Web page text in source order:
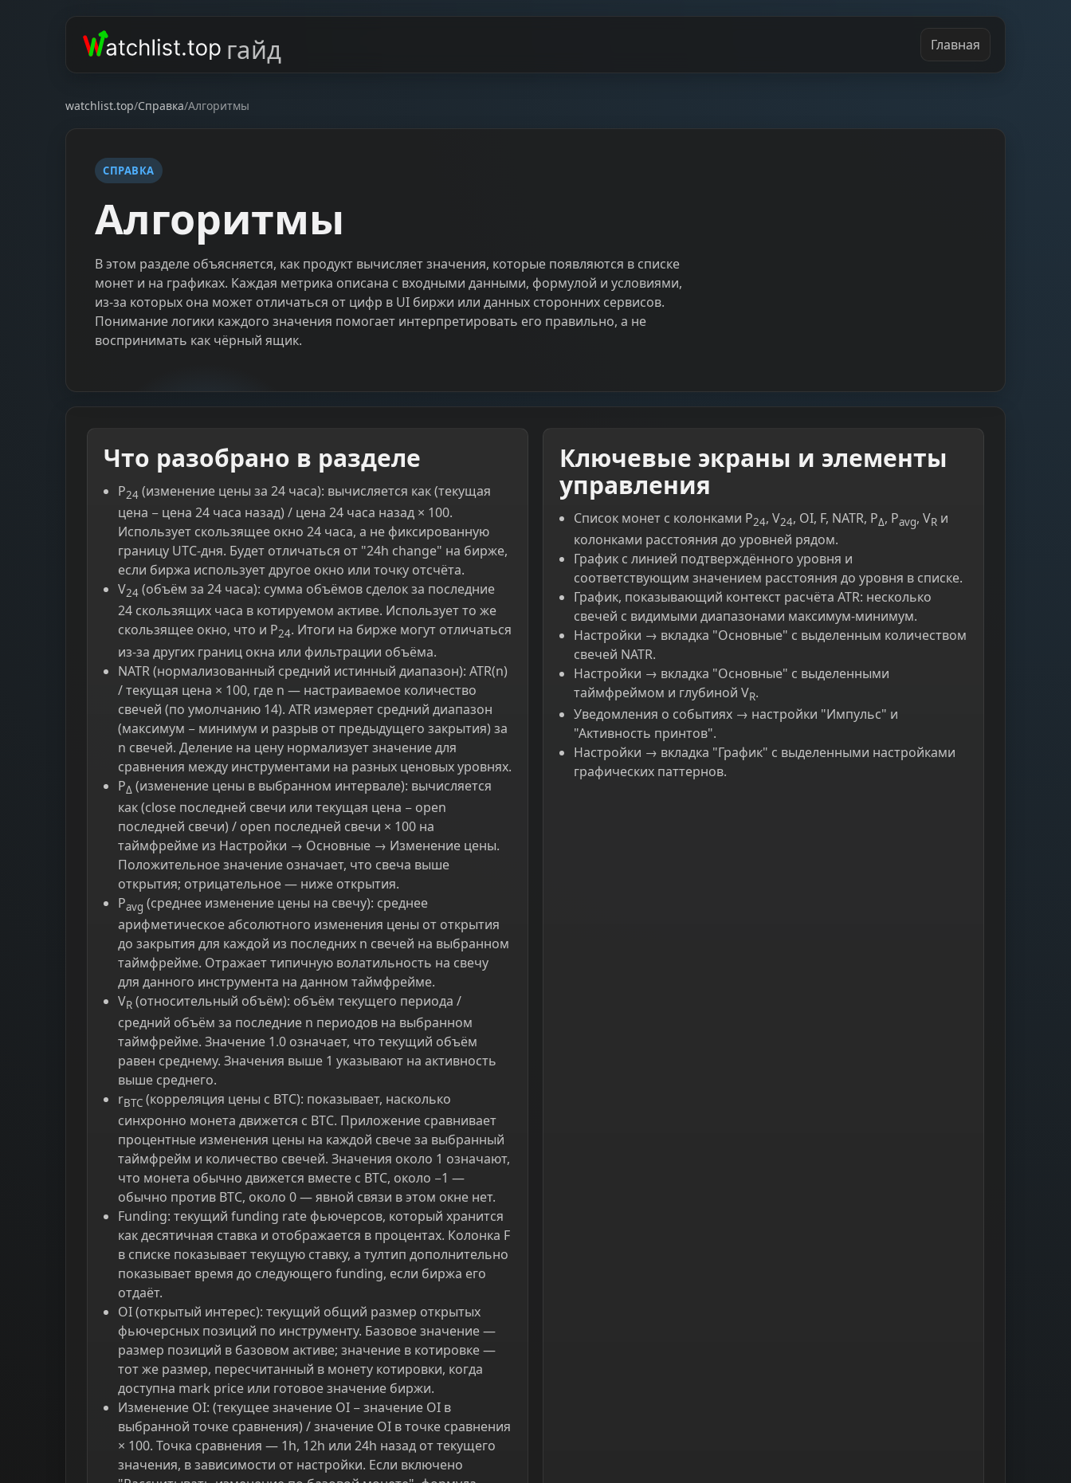
гайд Главная
watchlist.top/Справка/Алгоритмы
СПРАВКА
Алгоритмы
В этом разделе объясняется, как продукт вычисляет значения, которые появляются в списке
монет и на графиках. Каждая метрика описана с входными данными, формулой и условиями,
из-за которых она может отличаться от цифр в UI биржи или данных сторонних сервисов.
Понимание логики каждого значения помогает интерпретировать его правильно, а не
воспринимать как чёрный ящик.
Что разобрано в разделе
P24 (изменение цены за 24 часа): вычисляется как (текущая
цена − цена 24 часа назад) / цена 24 часа назад × 100.
Использует скользящее окно 24 часа, а не фиксированную
границу UTC-дня. Будет отличаться от "24h change" на бирже,
если биржа использует другое окно или точку отсчёта.
V24 (объём за 24 часа): сумма объёмов сделок за последние
24 скользящих часа в котируемом активе. Использует то же
скользящее окно, что и P24. Итоги на бирже могут отличаться
из-за других границ окна или фильтрации объёма.
NATR (нормализованный средний истинный диапазон): ATR(n)
/ текущая цена × 100, где n — настраиваемое количество
свечей (по умолчанию 14). ATR измеряет средний диапазон
(максимум − минимум и разрыв от предыдущего закрытия) за
n свечей. Деление на цену нормализует значение для
сравнения между инструментами на разных ценовых уровнях.
PΔ (изменение цены в выбранном интервале): вычисляется
как (close последней свечи или текущая цена − open
последней свечи) / open последней свечи × 100 на
таймфрейме из Настройки → Основные → Изменение цены.
Положительное значение означает, что свеча выше
открытия; отрицательное — ниже открытия.
Pavg (среднее изменение цены на свечу): среднее
арифметическое абсолютного изменения цены от открытия
до закрытия для каждой из последних n свечей на выбранном
таймфрейме. Отражает типичную волатильность на свечу
для данного инструмента на данном таймфрейме.
VR (относительный объём): объём текущего периода /
средний объём за последние n периодов на выбранном
таймфрейме. Значение 1.0 означает, что текущий объём
равен среднему. Значения выше 1 указывают на активность
выше среднего.
rBTC (корреляция цены с BTC): показывает, насколько
синхронно монета движется с BTC. Приложение сравнивает
процентные изменения цены на каждой свече за выбранный
таймфрейм и количество свечей. Значения около 1 означают,
что монета обычно движется вместе с BTC, около −1 —
обычно против BTC, около 0 — явной связи в этом окне нет.
Funding: текущий funding rate фьючерсов, который хранится
как десятичная ставка и отображается в процентах. Колонка F
в списке показывает текущую ставку, а тултип дополнительно
показывает время до следующего funding, если биржа его
отдаёт.
OI (открытый интерес): текущий общий размер открытых
фьючерсных позиций по инструменту. Базовое значение —
размер позиций в базовом активе; значение в котировке —
тот же размер, пересчитанный в монету котировки, когда
доступна mark price или готовое значение биржи.
Изменение OI: (текущее значение OI − значение OI в
выбранной точке сравнения) / значение OI в точке сравнения
× 100. Точка сравнения — 1h, 12h или 24h назад от текущего
значения, в зависимости от настройки. Если включено
Ключевые экраны и элементы
управления
Список монет с колонками P24, V24, OI, F, NATR, PΔ, Pavg, VR и
колонками расстояния до уровней рядом.
График с линией подтверждённого уровня и
соответствующим значением расстояния до уровня в списке.
График, показывающий контекст расчёта ATR: несколько
свечей с видимыми диапазонами максимум-минимум.
Настройки → вкладка "Основные" с выделенным количеством
свечей NATR.
Настройки → вкладка "Основные" с выделенными
таймфреймом и глубиной VR.
Уведомления о событиях → настройки "Импульс" и
"Активность принтов".
Настройки → вкладка "График" с выделенными настройками
графических паттернов.